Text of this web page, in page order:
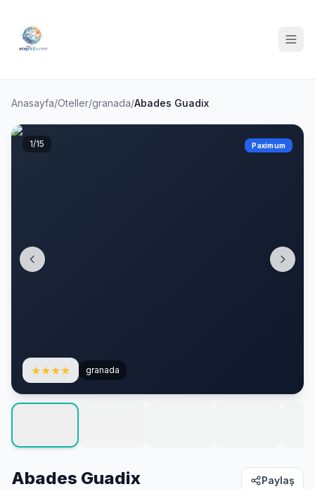
Anasayfa/Oteller/granada/Abades Guadix
★★★★ granada
Paximum
1/15
Abades Guadix Paylaş